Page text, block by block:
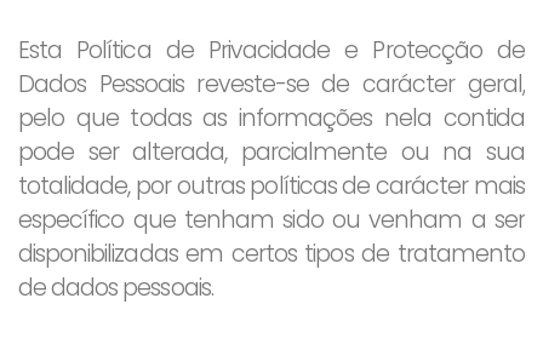
Esta Política de Privacidade e Protecção de
Dados Pessoais reveste-se de carácter geral,
pelo que todas as informações nela contida
pode ser alterada, parcialmente ou na sua
totalidade, por outras políticas de carácter mais
específico que tenham sido ou venham a ser
disponibilizadas em certos tipos de tratamento
de dados pessoais.